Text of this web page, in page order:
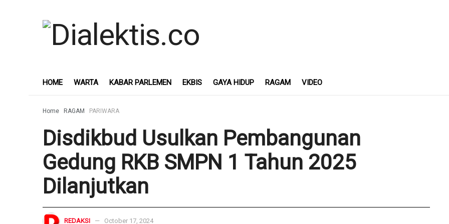
HOME WARTA KABAR PARLEMEN EKBIS GAYA HIDUP RAGAM VIDEO
Home RAGAM PARIWARA
Disdikbud Usulkan Pembangunan
Gedung RKB SMPN 1 Tahun 2025
Dilanjutkan
REDAKSI October 17, 2024